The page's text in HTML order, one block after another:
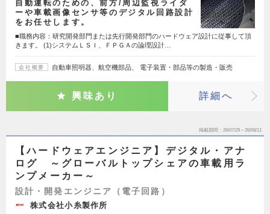
自動運転のための、前方/周辺監視ライダ
ーや車載画像センサ等のデジタル回路設計
をお任せします。
■職務内容：研究開発部門または先行開発部門のハードウェア設計に従事して頂
きます。 (1)システムＬＳＩ、ＦＰＧＡの論理設計…
会社概要 自動車照明器、航空機部品、 電子装置・部品等の製造・販売
興味あり 詳細へ
掲載期間 26/07/29～26/08/11
【ハードウェアエンジニア】デジタル・アナ
ログ ～グローバルトップシェアの車載用ラ
ンプメーカー～
設計・開発エンジニア（電子回路）
株式会社小糸製作所